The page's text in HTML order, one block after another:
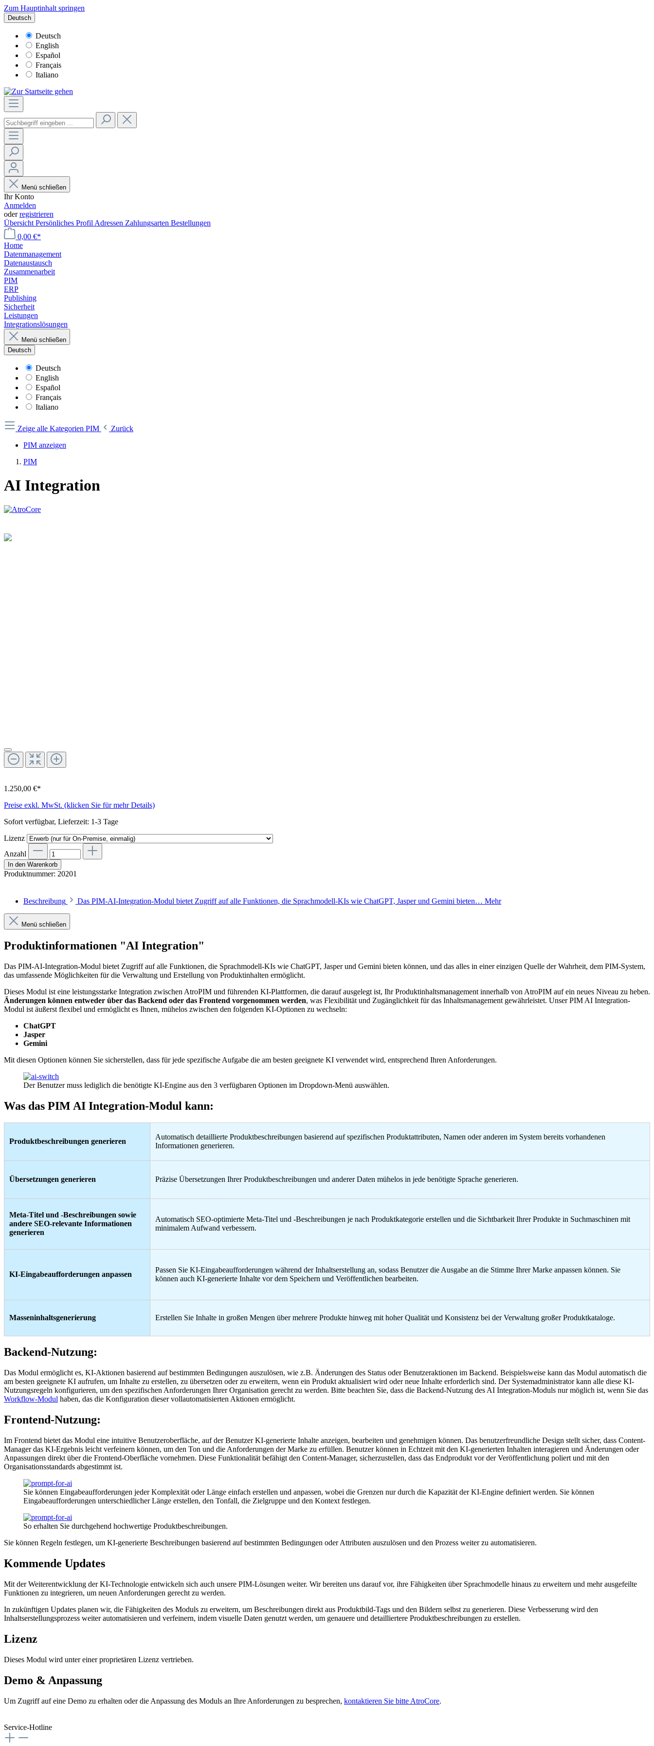
Zum Hauptinhalt springen
Deutsch
Deutsch
English
Español
Français
Italiano
Menü schließen
Ihr Konto
Anmelden
oderregistrieren
Übersicht Persönliches Profil Adressen Zahlungsarten Bestellungen
0,00 €*
Home
Datenmanagement
Daten­austausch
Zusammenarbeit
PIM
ERP
Publishing
Sicherheit
Leistungen
Integrationslösungen
Menü schließen
Deutsch
Deutsch
English
Español
Français
Italiano
Zeige alle Kategorien PIM
Zurück
PIM anzeigen
PIM
AI Integration
1.250,00 €*
Preise exkl. MwSt. (klicken Sie für mehr Details)
Sofort verfügbar, Lieferzeit: 1-3 Tage
Lizenz
Anzahl
In den Warenkorb
Produktnummer: 20201
Beschreibung Das PIM-AI-Integration-Modul bietet Zugriff auf alle Funktionen, die Sprachmodell-KIs wie ChatGPT, Jasper und Gemini bieten… Mehr
Menü schließen
Produktinformationen "AI Integration"
Das PIM-AI-Integration-Modul bietet Zugriff auf alle Funktionen, die Sprachmodell-KIs wie ChatGPT, Jasper und Gemini bieten können, und das alles in einer einzigen Quelle der Wahrheit, dem PIM-System,
das umfassende Möglichkeiten für die Verwaltung und Erstellung von Produktinhalten ermöglicht.
Dieses Modul ist eine leistungsstarke Integration zwischen AtroPIM und führenden KI-Plattformen, die darauf ausgelegt ist, Ihr Produktinhaltsmanagement innerhalb von AtroPIM auf ein neues Niveau zu heben.
Änderungen können entweder über das Backend oder das Frontend vorgenommen werden, was Flexibilität und Zugänglichkeit für das Inhaltsmanagement gewährleistet. Unser PIM AI Integration-
Modul ist äußerst flexibel und ermöglicht es Ihnen, mühelos zwischen den folgenden KI-Optionen zu wechseln:
ChatGPT
Jasper
Gemini
Mit diesen Optionen können Sie sicherstellen, dass für jede spezifische Aufgabe die am besten geeignete KI verwendet wird, entsprechend Ihren Anforderungen.
Der Benutzer muss lediglich die benötigte KI-Engine aus den 3 verfügbaren Optionen im Dropdown-Menü auswählen.
Was das PIM AI Integration-Modul kann:
Produktbeschreibungen generieren
Automatisch detaillierte Produktbeschreibungen basierend auf spezifischen Produktattributen, Namen oder anderen im System bereits vorhandenen
Informationen generieren.
Übersetzungen generieren Präzise Übersetzungen Ihrer Produktbeschreibungen und anderer Daten mühelos in jede benötigte Sprache generieren.
Meta-Titel und -Beschreibungen sowie
andere SEO-relevante Informationen
generieren
Automatisch SEO-optimierte Meta-Titel und -Beschreibungen je nach Produktkategorie erstellen und die Sichtbarkeit Ihrer Produkte in Suchmaschinen mit
minimalem Aufwand verbessern.
KI-Eingabeaufforderungen anpassen
Passen Sie KI-Eingabeaufforderungen während der Inhaltserstellung an, sodass Benutzer die Ausgabe an die Stimme Ihrer Marke anpassen können. Sie
können auch KI-generierte Inhalte vor dem Speichern und Veröffentlichen bearbeiten.
Masseninhaltsgenerierung Erstellen Sie Inhalte in großen Mengen über mehrere Produkte hinweg mit hoher Qualität und Konsistenz bei der Verwaltung großer Produktkataloge.
Backend-Nutzung:
Das Modul ermöglicht es, KI-Aktionen basierend auf bestimmten Bedingungen auszulösen, wie z.B. Änderungen des Status oder Benutzeraktionen im Backend. Beispielsweise kann das Modul automatisch die
am besten geeignete KI aufrufen, um Inhalte zu erstellen, zu übersetzen oder zu erweitern, wenn ein Produkt aktualisiert wird oder neue Inhalte erforderlich sind. Der Systemadministrator kann alle diese KI-
Nutzungsregeln konfigurieren, um den spezifischen Anforderungen Ihrer Organisation gerecht zu werden. Bitte beachten Sie, dass die Backend-Nutzung des AI Integration-Moduls nur möglich ist, wenn Sie das
Workflow-Modul haben, das die Konfiguration dieser vollautomatisierten Aktionen ermöglicht.
Frontend-Nutzung:
Im Frontend bietet das Modul eine intuitive Benutzeroberfläche, auf der Benutzer KI-generierte Inhalte anzeigen, bearbeiten und genehmigen können. Das benutzerfreundliche Design stellt sicher, dass Content-
Manager das KI-Ergebnis leicht verfeinern können, um den Ton und die Anforderungen der Marke zu erfüllen. Benutzer können in Echtzeit mit den KI-generierten Inhalten interagieren und Änderungen oder
Anpassungen direkt über die Frontend-Oberfläche vornehmen. Diese Funktionalität befähigt den Content-Manager, sicherzustellen, dass das Endprodukt vor der Veröffentlichung poliert und mit den
Organisationsstandards abgestimmt ist.
Sie können Eingabeaufforderungen jeder Komplexität oder Länge einfach erstellen und anpassen, wobei die Grenzen nur durch die Kapazität der KI-Engine definiert werden. Sie können
Eingabeaufforderungen unterschiedlicher Länge erstellen, den Tonfall, die Zielgruppe und den Kontext festlegen.
So erhalten Sie durchgehend hochwertige Produktbeschreibungen.
Sie können Regeln festlegen, um KI-generierte Beschreibungen basierend auf bestimmten Bedingungen oder Attributen auszulösen und den Prozess weiter zu automatisieren.
Kommende Updates
Mit der Weiterentwicklung der KI-Technologie entwickeln sich auch unsere PIM-Lösungen weiter. Wir bereiten uns darauf vor, ihre Fähigkeiten über Sprachmodelle hinaus zu erweitern und mehr ausgefeilte
Funktionen zu integrieren, um neuen Anforderungen gerecht zu werden.
In zukünftigen Updates planen wir, die Fähigkeiten des Moduls zu erweitern, um Beschreibungen direkt aus Produktbild-Tags und den Bildern selbst zu generieren. Diese Verbesserung wird den
Inhaltserstellungsprozess weiter automatisieren und verfeinern, indem visuelle Daten genutzt werden, um genauere und detailliertere Produktbeschreibungen zu erstellen.
Lizenz
Dieses Modul wird unter einer proprietären Lizenz vertrieben.
Demo & Anpassung
Um Zugriff auf eine Demo zu erhalten oder die Anpassung des Moduls an Ihre Anforderungen zu besprechen, kontaktieren Sie bitte AtroCore.
Service-Hotline